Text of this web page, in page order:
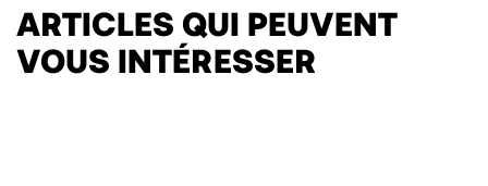
ARTICLES QUI PEUVENT
VOUS INTÉRESSER